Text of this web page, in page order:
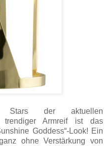
Stars der aktuellen
trendiger Armreif ist das
Goddess“-Look! Ein
ohne Verstärkung von